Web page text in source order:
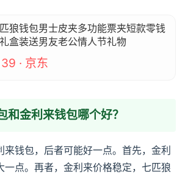
狼钱包男士皮夹多功能票夹短款零钱
盒装送男友老公情人节礼物
· 京东
和金利来钱包哪个好？
来钱包，后者可能好一点。首先，金利
一点。再者，金利来价格稳定，七匹狼